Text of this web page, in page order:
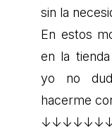
sin la
En estos
en la
yo no
hacerme